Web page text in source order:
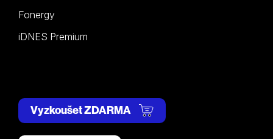
Fonergy
iDNES Premium
Vyzkoušet ZDARMA